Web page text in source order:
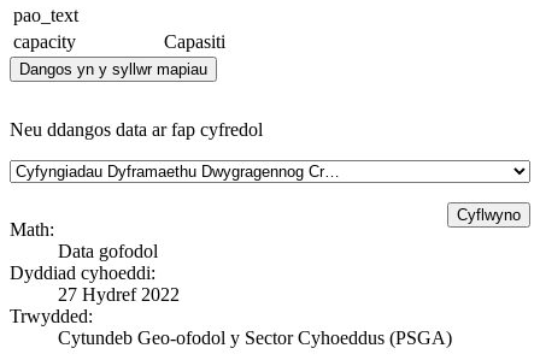
pao_text
capacity
Capasiti
Dangos yn y syllwr mapiau
Neu ddangos data ar fap cyfredol
Math:
Data gofodol
Dyddiad cyhoeddi:
27 Hydref 2022
Trwydded:
Cytundeb Geo-ofodol y Sector Cyhoeddus (PSGA)